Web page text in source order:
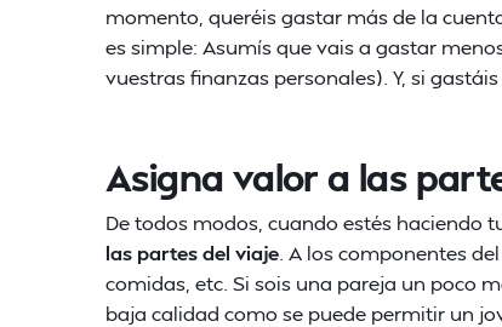
momento, queréis gastar más de la
es simple: Asumís que vais a gastar
vuestras finanzas personales). Y, si
Asigna valor a las
De todos modos, cuando estés haciendo
las partes del viaje . A los componentes
comidas, etc. Si sois una pareja un poco
baja calidad como se puede permitir un